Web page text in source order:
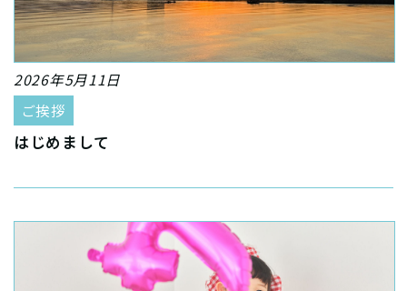
2026年5月11日
ご挨拶
はじめまして